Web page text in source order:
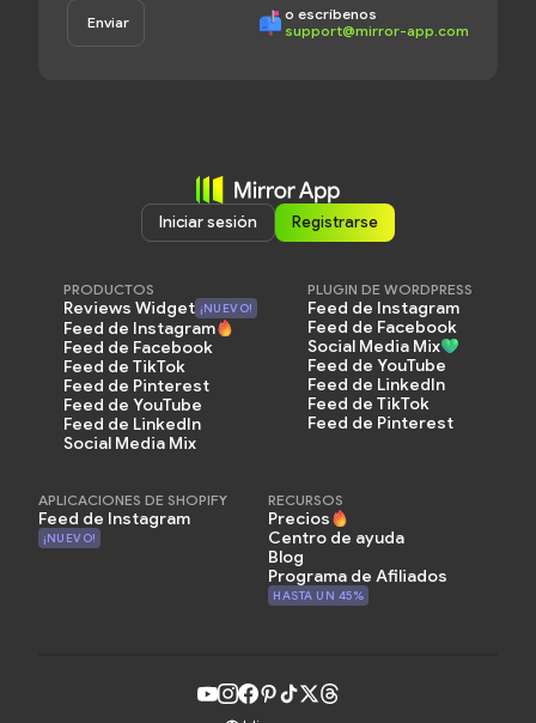
o escríbenos
support@mirror-app.com
Iniciar sesión Registrarse
PRODUCTOS
Reviews Widget ¡NUEVO!
Feed de Instagram
Feed de Facebook
Feed de TikTok
Feed de Pinterest
Feed de YouTube
Feed de LinkedIn
Social Media Mix
PLUGIN DE WORDPRESS
Feed de Instagram
Feed de Facebook
Social Media Mix
Feed de YouTube
Feed de LinkedIn
Feed de TikTok
Feed de Pinterest
APLICACIONES DE SHOPIFY
Feed de Instagram
¡NUEVO!
RECURSOS
Precios
Centro de ayuda
Blog
Programa de Afiliados
HASTA UN 45%